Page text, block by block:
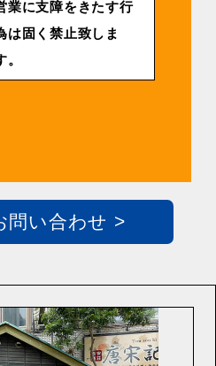
業に支障をきたす行
は固く禁止致しま
。
問い合わせ >